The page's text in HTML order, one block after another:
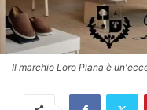
Il marchio Loro Piana è